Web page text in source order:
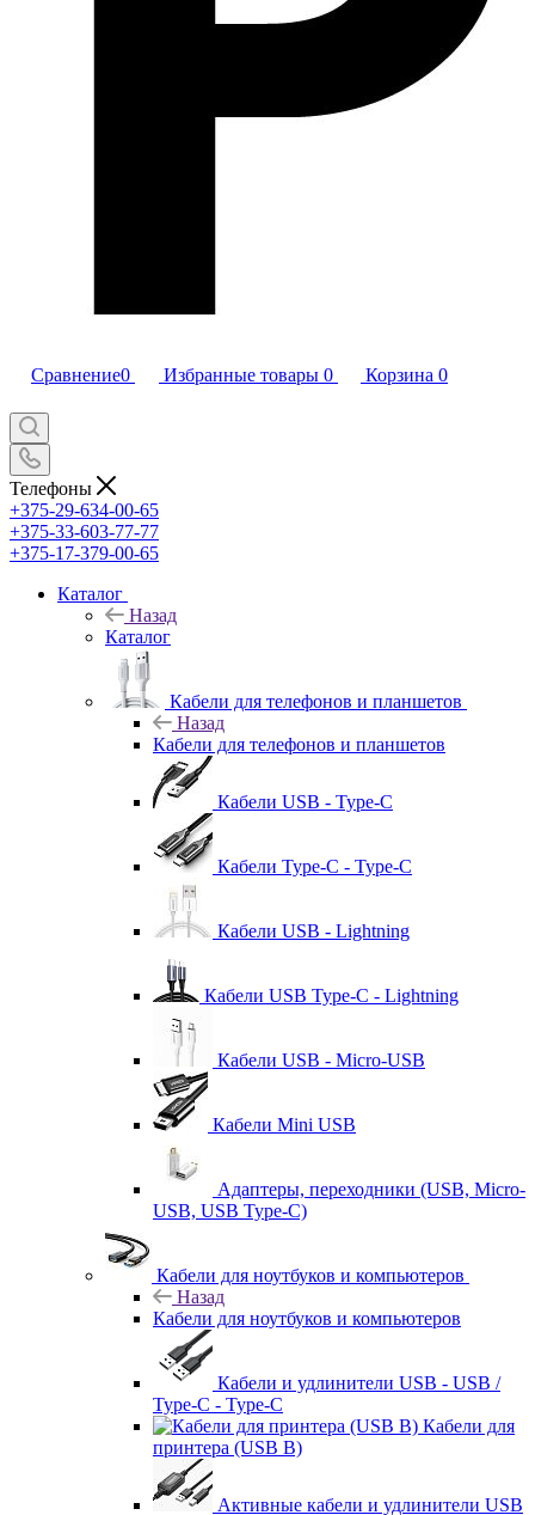
Сравнение0 Избранные товары 0 Корзина 0
Телефоны
+375-29-634-00-65
+375-33-603-77-77
+375-17-379-00-65
Каталог
Назад
Каталог
Кабели для телефонов и планшетов
Назад
Кабели для телефонов и планшетов
Кабели USB - Type-C
Кабели Type-C - Type-C
Кабели USB - Lightning
Кабели USB Type-C - Lightning
Кабели USB - Micro-USB
Кабели Mini USB
Адаптеры, переходники (USB, Micro-
USB, USB Type-C)
Кабели для ноутбуков и компьютеров
Назад
Кабели для ноутбуков и компьютеров
Кабели и удлинители USB - USB /
Type-C - Type-C
Кабели для
принтера (USB B)
Активные кабели и удлинители USB